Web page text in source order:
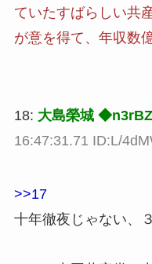
ていたすばらしい共
が意を得て、年収数
18: 大島榮城
16:47:31.71 ID:L/
>>17
十年徹夜じゃない、